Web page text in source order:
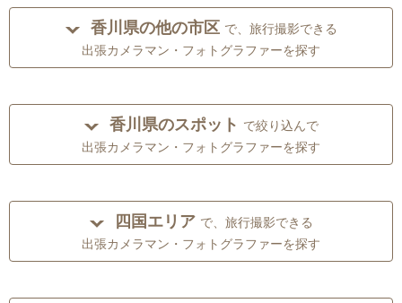
香川県の他の市区 で、旅行撮影できる
出張カメラマン・フォトグラファーを探す
香川県のスポット で絞り込んで
出張カメラマン・フォトグラファーを探す
四国エリア で、旅行撮影できる
出張カメラマン・フォトグラファーを探す